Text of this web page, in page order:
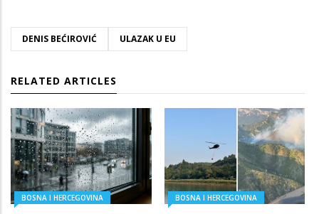
DENIS BEĆIROVIĆ ULAZAK U EU
RELATED ARTICLES
BOSNA I HERCEGOVINA BOSNA I HERCEGOVINA